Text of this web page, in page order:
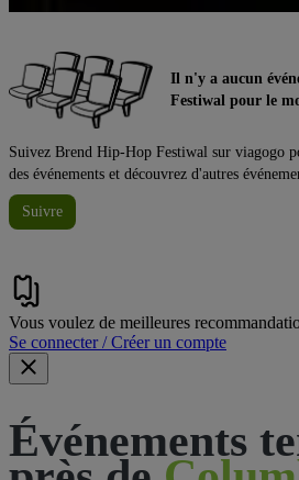
Il n'y a aucun
Festiwal pour le
Suivez Brend Hip-Hop Festiwal sur viagogo
des événements et découvrez d'autres
Suivre
Vous voulez de meilleures
Se connecter / Créer un compte
Événements